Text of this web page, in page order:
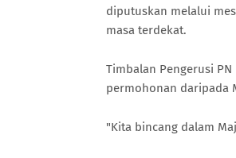
diputuskan melalui
masa terdekat.
Timbalan Pengerusi
permohonan daripada
"Kita bincang dalam